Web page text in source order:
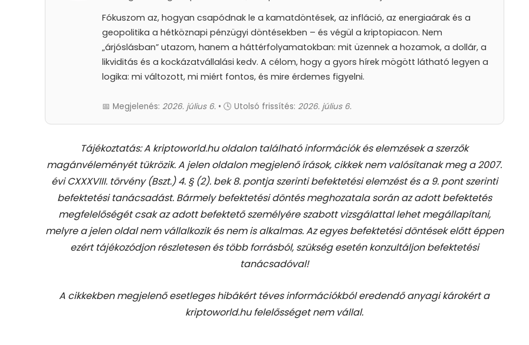
Fókuszom az, hogyan csapódnak le a kamatdöntések, az infláció, az energiaárak és a
geopolitika a hétköznapi pénzügyi döntésekben – és végül a kriptopiacon. Nem
„árjóslásban” utazom, hanem a háttérfolyamatokban: mit üzennek a hozamok, a dollár, a
likviditás és a kockázatvállalási kedv. A célom, hogy a gyors hírek mögött látható legyen a
logika: mi változott, mi miért fontos, és mire érdemes figyelni.
📅 Megjelenés: 2026. július 6. • 🕓 Utolsó frissítés: 2026. július 6.
Tájékoztatás: A kriptoworld.hu oldalon található információk és elemzések a szerzők
magánvéleményét tükrözik. A jelen oldalon megjelenő írások, cikkek nem valósítanak meg a 2007.
évi CXXXVIII. törvény (Bszt.) 4. § (2). bek 8. pontja szerinti befektetési elemzést és a 9. pont szerinti
befektetési tanácsadást. Bármely befektetési döntés meghozatala során az adott befektetés
megfelelőségét csak az adott befektető személyére szabott vizsgálattal lehet megállapítani,
melyre a jelen oldal nem vállalkozik és nem is alkalmas. Az egyes befektetési döntések előtt éppen
ezért tájékozódjon részletesen és több forrásból, szükség esetén konzultáljon befektetési
tanácsadóval!
A cikkekben megjelenő esetleges hibákért téves információkból eredendő anyagi károkért a
kriptoworld.hu felelősséget nem vállal.